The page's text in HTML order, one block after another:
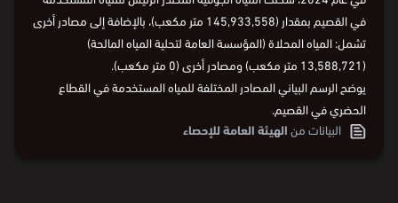
في القصيم بمقدار (145,933,558 متر مكعب)، بالإضافة إلى مصادر أخرى
تشمل: المياه المحلاة (المؤسسة العامة لتحلية المياه المالحة)
(13,588,721 متر مكعب) ومصادر أخرى (0 متر مكعب).
يوضح الرسم البياني المصادر المختلفة للمياه المستخدمة في القطاع
الحضري في القصيم.
البيانات منالهيئة العامة للإحصاء